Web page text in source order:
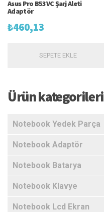
Asus Pro B53VC Şarj Aleti
Adaptör
₺460,13
SEPETE EKLE
Ürün kategorileri
Notebook Yedek Parça
Notebook Adaptör
Notebook Batarya
Notebook Klavye
Notebook Lcd Ekran